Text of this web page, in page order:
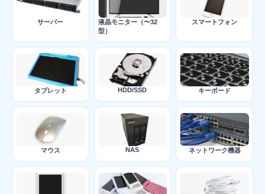
サーバー
液晶モニター（〜32
型）
スマートフォン
タブレット HDD/SSD キーボード
マウス NAS ネットワーク機器